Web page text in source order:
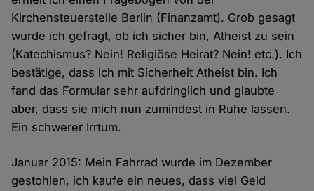
Kirchensteuerstelle Berlin (Finanzamt). Grob gesagt
wurde ich gefragt, ob ich sicher bin, Atheist zu sein
(Katechismus? Nein! Religiöse Heirat? Nein! etc.). Ich
bestätige, dass ich mit Sicherheit Atheist bin. Ich
fand das Formular sehr aufdringlich und glaubte
aber, dass sie mich nun zumindest in Ruhe lassen.
Ein schwerer Irrtum.
Januar 2015: Mein Fahrrad wurde im Dezember
gestohlen, ich kaufe ein neues, dass viel Geld